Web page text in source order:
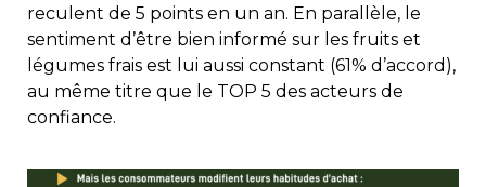
reculent de 5 points en un an. En parallèle, le
sentiment d’être bien informé sur les fruits et
légumes frais est lui aussi constant (61% d’accord),
au même titre que le TOP 5 des acteurs de
confiance.